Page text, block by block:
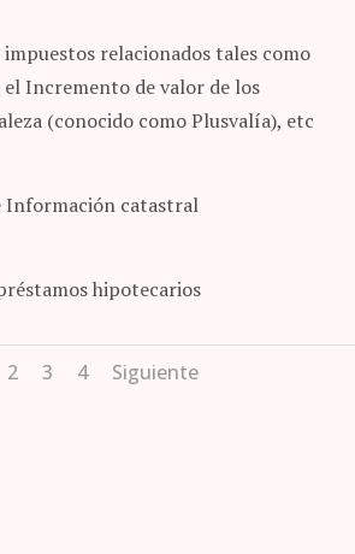
relacionados tales como
Incremento de valor de los
(conocido como Plusvalía), etc
Información catastral
hipotecarios
2 3 4 Siguiente